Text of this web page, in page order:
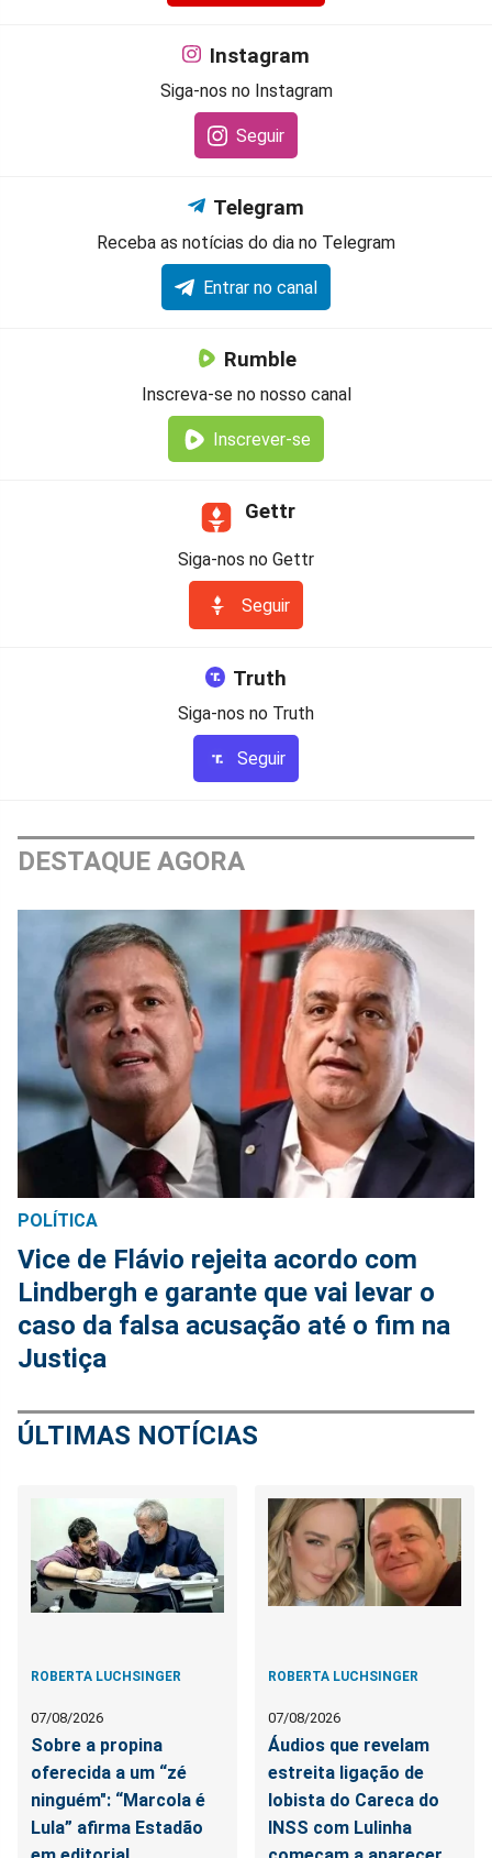
Instagram
Siga-nos no Instagram
Seguir
Telegram
Receba as notícias do dia no Telegram
Entrar no canal
Rumble
Inscreva-se no nosso canal
Inscrever-se
Gettr
Siga-nos no Gettr
Seguir
Truth
Siga-nos no Truth
Seguir
DESTAQUE AGORA
POLÍTICA
Vice de Flávio rejeita acordo com
Lindbergh e garante que vai levar o
caso da falsa acusação até o fim na
Justiça
ÚLTIMAS NOTÍCIAS
ROBERTA LUCHSINGER
07/08/2026
Sobre a propina
oferecida a um “zé
ninguém": “Marcola é
Lula” afirma Estadão
ROBERTA LUCHSINGER
07/08/2026
Áudios que revelam
estreita ligação de
lobista do Careca do
INSS com Lulinha